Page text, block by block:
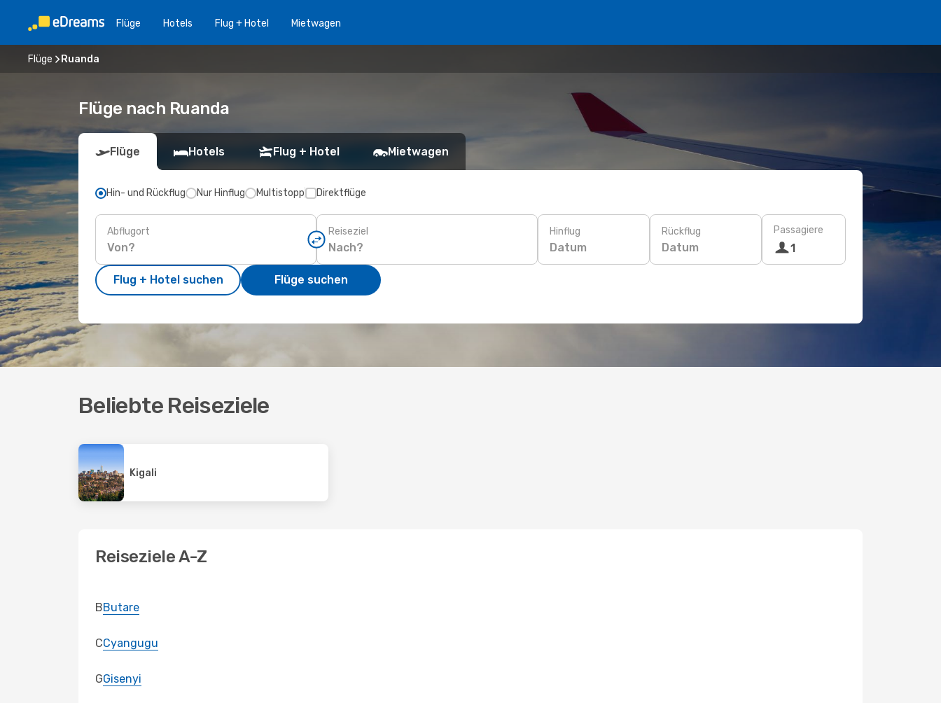
Flüge Hotels Flug + Hotel Mietwagen
Flüge Ruanda
Flüge nach Ruanda
Flüge Hotels Flug + Hotel Mietwagen
Hin- und Rückflug Nur Hinflug Multistopp Direktflüge
Abflugort Reiseziel Hinflug
Datum
Rückflug
Datum
Passagiere
1
Flug + Hotel suchen Flüge suchen
Beliebte Reiseziele
Kigali
Reiseziele A-Z
BButare
CCyangugu
GGisenyi